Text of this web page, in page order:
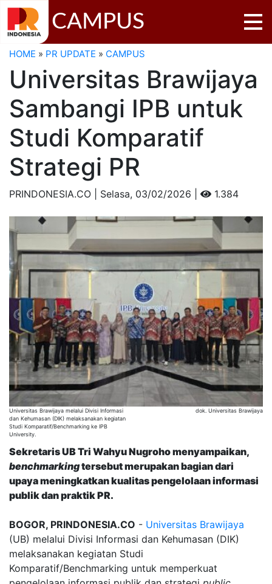
CAMPUS
HOME » PR UPDATE » CAMPUS
Universitas Brawijaya
Sambangi IPB untuk
Studi Komparatif
Strategi PR
PRINDONESIA.CO | Selasa, 03/02/2026 | 1.384
Universitas Brawijaya melalui Divisi Informasi
dan Kehumasan (DIK) melaksanakan kegiatan
Studi Komparatif/Benchmarking ke IPB
University.
dok. Universitas Brawijaya
Sekretaris UB Tri Wahyu Nugroho menyampaikan,
benchmarkingtersebut merupakan bagian dari
upaya meningkatkan kualitas pengelolaan informasi
publik dan praktik PR.
BOGOR, PRINDONESIA.CO - Universitas Brawijaya
(UB) melalui Divisi Informasi dan Kehumasan (DIK)
melaksanakan kegiatan Studi
Komparatif/Benchmarking untuk memperkuat